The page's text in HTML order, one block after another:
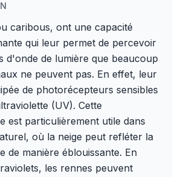
caribous, ont une capacité
qui leur permet de percevoir
d'onde de lumière que beaucoup
ne peuvent pas. En effet, leur
de photorécepteurs sensibles
(UV). Cette
est particulièrement utile dans
où la neige peut refléter la
de manière éblouissante. En
les rennes peuvent